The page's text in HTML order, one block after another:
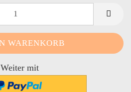
Weiter mit